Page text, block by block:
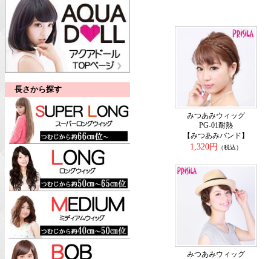
長さから探す
みつあみウィッグ
PG-01耐熱
【みつあみバンド】
1,320円
（税込）
みつあみウィッグ